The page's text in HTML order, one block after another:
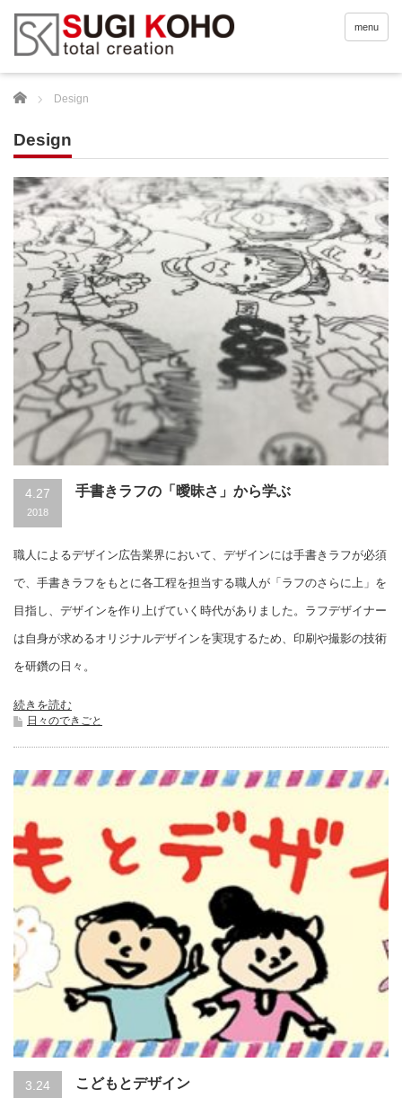
menu
Home Design
Design
4.27
2018
手書きラフの「曖昧さ」から学ぶ
職人によるデザイン広告業界において、デザインには手書きラフが必須
で、手書きラフをもとに各工程を担当する職人が「ラフのさらに上」を
目指し、デザインを作り上げていく時代がありました。ラフデザイナー
は自身が求めるオリジナルデザインを実現するため、印刷や撮影の技術
を研鑽の日々。
続きを読む
日々のできごと
3.24 こどもとデザイン